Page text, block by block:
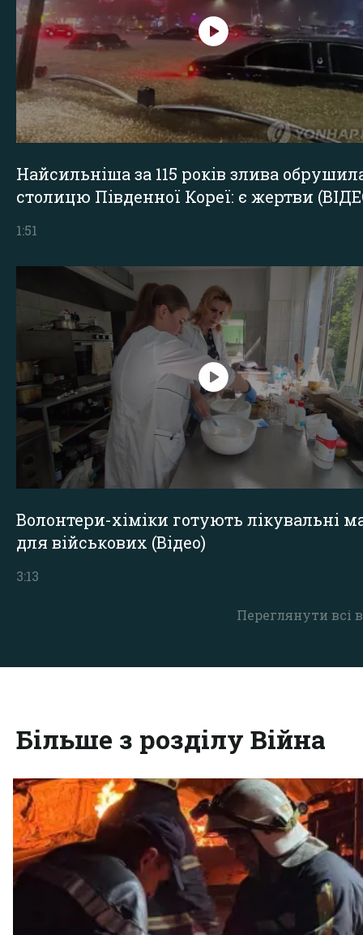
Переглянути всі
Найсильніша за 115 років злива
столицю Південної Кореї: є жертви
1:51
Волонтери-хіміки готують лікувальні
для військових (Відео)
3:13
Більше з розділу Війна